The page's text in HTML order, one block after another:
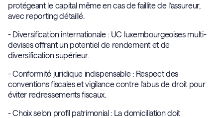
protégeant le capital même en cas de faillite de l’assureur,
avec reporting détaillé.
- Diversification internationale : UC luxembourgeoises multi-
devises offrant un potentiel de rendement et de
diversification supérieur.
- Conformité juridique indispensable : Respect des
conventions fiscales et vigilance contre l’abus de droit pour
éviter redressements fiscaux.
- Choix selon profil patrimonial : La domiciliation doit